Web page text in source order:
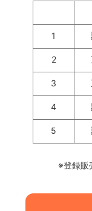
1
2
3
4
5
※登録販